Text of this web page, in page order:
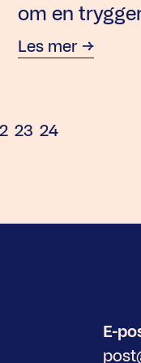
om en
Les mer
Side
23 Side
24
E-